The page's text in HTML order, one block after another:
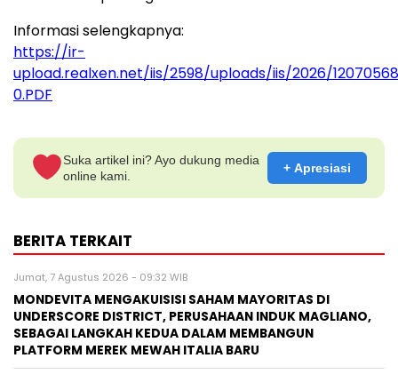
Informasi selengkapnya:
https://ir-
upload.realxen.net/iis/2598/uploads/iis/2026/
0.PDF
Suka artikel ini? Ayo dukung media
online kami.
+ Apresiasi
BERITA TERKAIT
Jumat, 7 Agustus 2026 - 09:32 WIB
MONDEVITA MENGAKUISISI SAHAM MAYORITAS DI
UNDERSCORE DISTRICT, PERUSAHAAN INDUK MAGLIANO,
SEBAGAI LANGKAH KEDUA DALAM MEMBANGUN
PLATFORM MEREK MEWAH ITALIA BARU